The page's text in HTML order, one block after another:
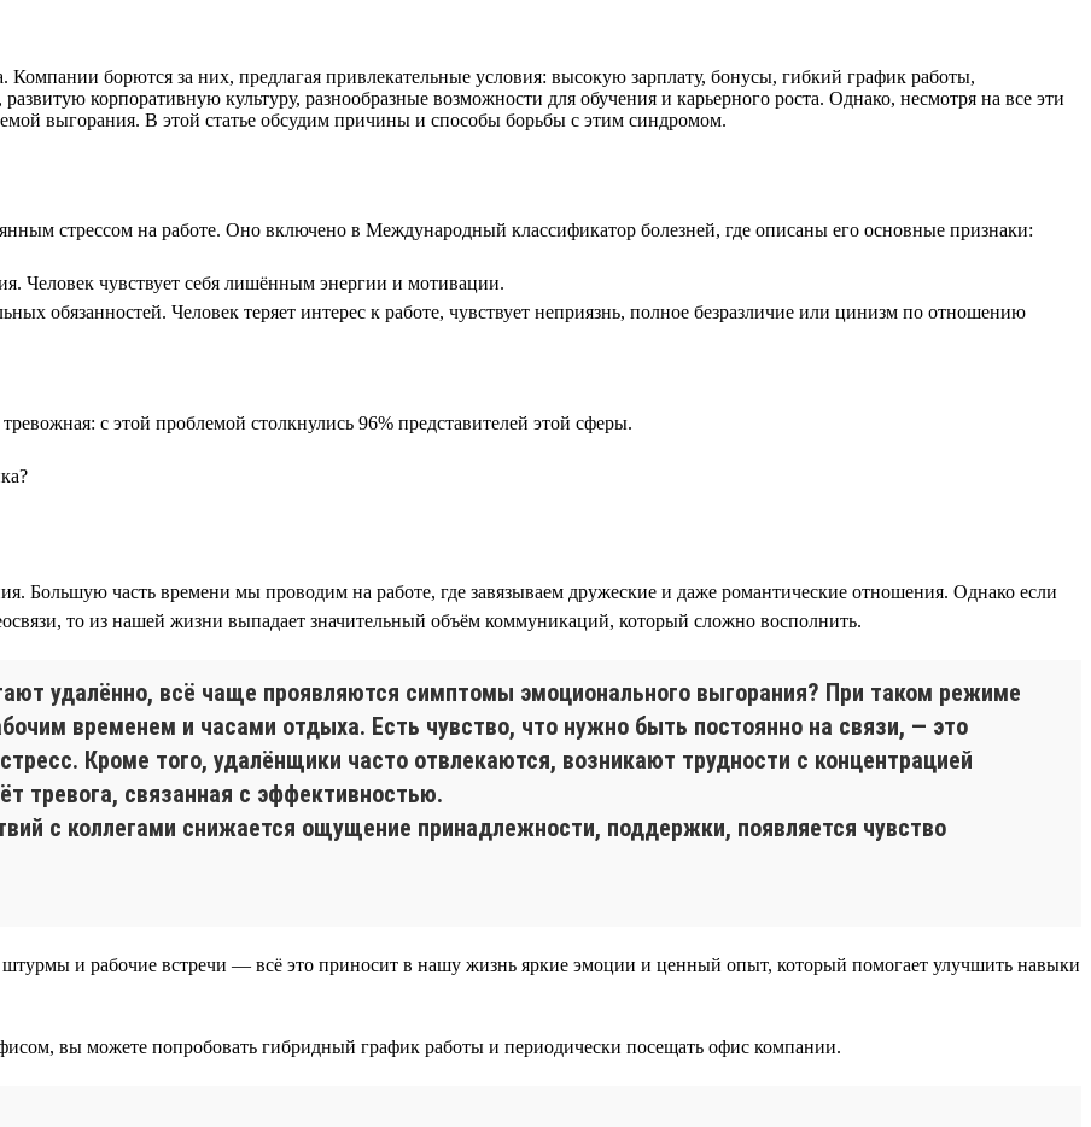
борются за них, предлагая привлекательные условия: высокую зарплату, бонусы, гибкий график работы,
корпоративную культуру, разнообразные возможности для обучения и карьерного роста. Однако, несмотря на все эти
выгорания. В этой статье обсудим причины и способы борьбы с этим синдромом.
стрессом на работе. Оно включено в Международный классификатор болезней, где описаны его основные признаки:
Человек чувствует себя лишённым энергии и мотивации.
обязанностей. Человек теряет интерес к работе, чувствует неприязнь, полное безразличие или цинизм по отношению
с этой проблемой столкнулись 96% представителей этой сферы.
Большую часть времени мы проводим на работе, где завязываем дружеские и даже романтические отношения. Однако если
то из нашей жизни выпадает значительный объём коммуникаций, который сложно восполнить.
удалённо, всё чаще проявляются симптомы эмоционального выгорания? При таком режиме
временем и часами отдыха. Есть чувство, что нужно быть постоянно на связи, — это
Кроме того, удалёнщики часто отвлекаются, возникают трудности с концентрацией
тревога, связанная с эффективностью.
с коллегами снижается ощущение принадлежности, поддержки, появляется чувство
и рабочие встречи — всё это приносит в нашу жизнь яркие эмоции и ценный опыт, который помогает улучшить навыки
вы можете попробовать гибридный график работы и периодически посещать офис компании.